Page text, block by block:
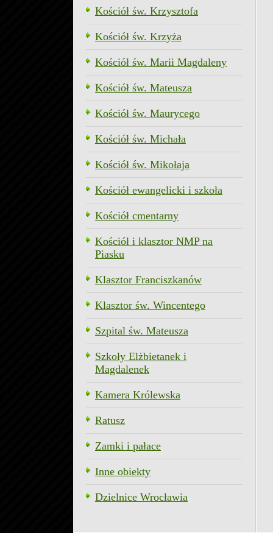
Kościół św. Krzysztofa
Kościół św. Krzyża
Kościół św. Marii Magdaleny
Kościół św. Mateusza
Kościół św. Maurycego
Kościół św. Michała
Kościół św. Mikołaja
Kościół ewangelicki i szkoła
Kościół cmentarny
Kościół i klasztor NMP na
Piasku
Klasztor Franciszkanów
Klasztor św. Wincentego
Szpital św. Mateusza
Szkoły Elżbietanek i
Magdalenek
Kamera Królewska
Ratusz
Zamki i pałace
Inne obiekty
Dzielnice Wrocławia